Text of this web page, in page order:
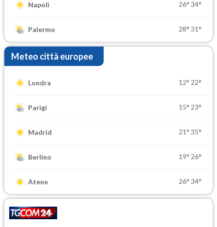
Napoli 26° 34°
Palermo 28° 31°
Meteo città europee
Londra 12° 22°
Parigi 15° 23°
Madrid 21° 35°
Berlino 19° 26°
Atene 26° 34°